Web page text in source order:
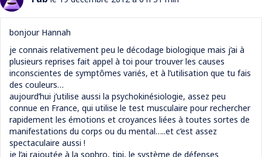
bonjour Hannah
je connais relativement peu le décodage biologique mais j’ai à
plusieurs reprises fait appel à toi pour trouver les causes
inconscientes de symptômes variés, et à l’utilisation que tu fais
des couleurs…
aujourd’hui j’utilise aussi la psychokinésiologie, assez peu
connue en France, qui utilise le test musculaire pour rechercher
rapidement les émotions et croyances liées à toutes sortes de
manifestations du corps ou du mental…..et c’est assez
spectaculaire aussi !
je l’ai rajoutée à la sophro, tipi, le système de défenses